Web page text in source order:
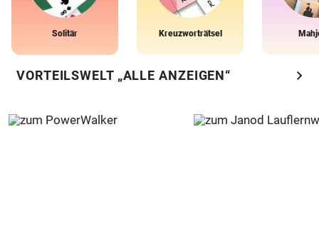
Solitär Kreuzworträtsel
VORTEILSWELT „ALLE ANZEIGEN“ chevron_right